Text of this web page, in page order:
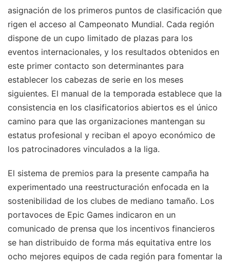
asignación de los primeros puntos de clasificación que
rigen el acceso al Campeonato Mundial. Cada región
dispone de un cupo limitado de plazas para los
eventos internacionales, y los resultados obtenidos en
este primer contacto son determinantes para
establecer los cabezas de serie en los meses
siguientes. El manual de la temporada establece que la
consistencia en los clasificatorios abiertos es el único
camino para que las organizaciones mantengan su
estatus profesional y reciban el apoyo económico de
los patrocinadores vinculados a la liga.
El sistema de premios para la presente campaña ha
experimentado una reestructuración enfocada en la
sostenibilidad de los clubes de mediano tamaño. Los
portavoces de Epic Games indicaron en un
comunicado de prensa que los incentivos financieros
se han distribuido de forma más equitativa entre los
ocho mejores equipos de cada región para fomentar la